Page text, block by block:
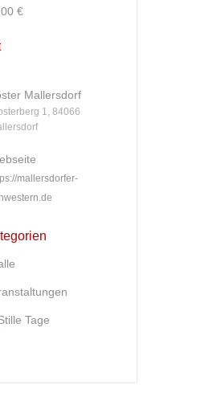
€
Mallersdorf
1, 84066
mallersdorfer-
Tage